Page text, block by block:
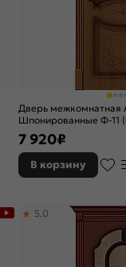
Дверь межкомнатная
Шпонированные Ф-11
каркасно-щитовая
7 920₽
В корзину
5,0